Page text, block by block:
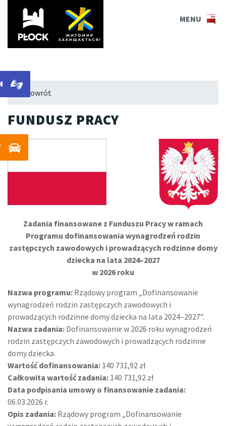
MENU
← Powrót
FUNDUSZ PRACY
Zadania finansowane z Funduszu Pracy w ramach
Programu dofinansowania wynagrodzeń rodzin
zastępczych zawodowych i prowadzących rodzinne domy
dziecka na lata 2024–2027
w 2026 roku
Nazwa programu: Rządowy program „Dofinansowanie
wynagrodzeń rodzin zastępczych zawodowych i
prowadzących rodzinne domy dziecka na lata 2024–2027”.
Nazwa zadania: Dofinansowanie w 2026 roku wynagrodzeń
rodzin zastępczych zawodowych i prowadzących rodzinne
domy dziecka.
Wartość dofinansowania: 140 731,92 zł
Całkowita wartość zadania: 140 731,92 zł
Data podpisania umowy o finansowanie zadania:
06.03.2026 r.
Opis zadania: Rządowy program „Dofinansowanie